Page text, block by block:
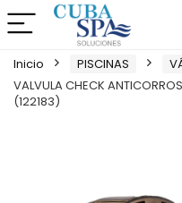
Inicio PISCINAS
VALVULA CHECK
(122183)